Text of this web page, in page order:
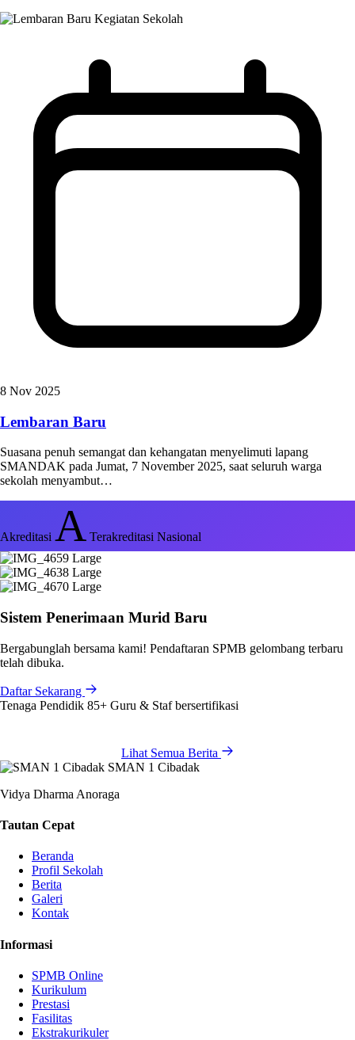
Kegiatan Sekolah
8 Nov 2025
Lembaran Baru
Suasana penuh semangat dan kehangatan menyelimuti lapang
SMANDAK pada Jumat, 7 November 2025, saat seluruh warga
sekolah menyambut…
Akreditasi A Terakreditasi Nasional
Sistem Penerimaan Murid Baru
Bergabunglah bersama kami! Pendaftaran SPMB gelombang terbaru
telah dibuka.
Daftar Sekarang
Tenaga Pendidik 85+ Guru & Staf bersertifikasi
Lihat Semua Berita
SMAN 1 Cibadak
Vidya Dharma Anoraga
Tautan Cepat
Beranda
Profil Sekolah
Berita
Galeri
Kontak
Informasi
SPMB Online
Kurikulum
Prestasi
Fasilitas
Ekstrakurikuler